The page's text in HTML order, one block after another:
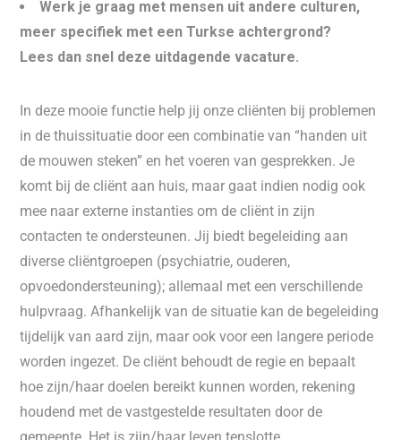
Werk je graag met mensen uit andere culturen,
meer specifiek met een Turkse achtergrond?
Lees dan snel deze uitdagende vacature.
In deze mooie functie help jij onze cliënten bij problemen
in de thuissituatie door een combinatie van “handen uit
de mouwen steken” en het voeren van gesprekken. Je
komt bij de cliënt aan huis, maar gaat indien nodig ook
mee naar externe instanties om de cliënt in zijn
contacten te ondersteunen. Jij biedt begeleiding aan
diverse cliëntgroepen (psychiatrie, ouderen,
opvoedondersteuning); allemaal met een verschillende
hulpvraag. Afhankelijk van de situatie kan de begeleiding
tijdelijk van aard zijn, maar ook voor een langere periode
worden ingezet. De cliënt behoudt de regie en bepaalt
hoe zijn/haar doelen bereikt kunnen worden, rekening
houdend met de vastgestelde resultaten door de